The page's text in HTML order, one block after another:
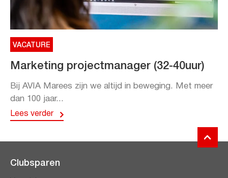
VACATURE
Marketing projectmanager (32-40uur)
Bij AVIA Marees zijn we altijd in beweging. Met meer
dan 100 jaar...
Lees verder
Clubsparen